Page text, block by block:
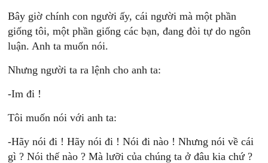
Bây giờ chính con người ấy, cái người mà một phần
giống tôi, một phần giống các bạn, đang đòi tự do ngôn
luận. Anh ta muốn nói.
Nhưng người ta ra lệnh cho anh ta:
-Im đi !
Tôi muốn nói với anh ta:
-Hãy nói đi ! Hãy nói đi ! Nói đi nào ! Nhưng nói về cái
gì ? Nói thế nào ? Mà lưỡi của chúng ta ở đâu kia chứ ?